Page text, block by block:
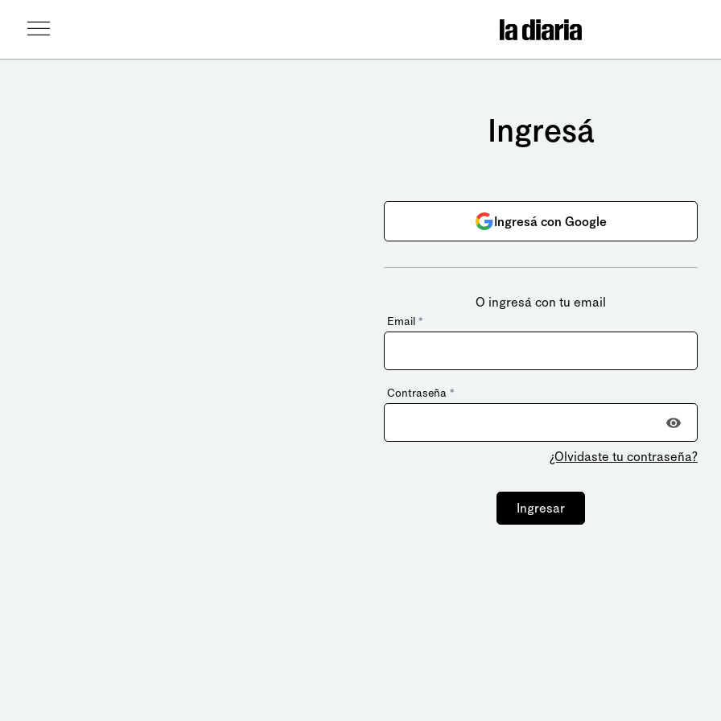
Ingresá
Ingresá con Google
O ingresá con tu email
Email *
Contraseña *
¿Olvidaste tu contraseña?
Ingresar